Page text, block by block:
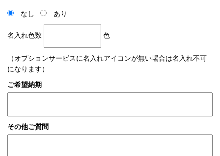
なし あり
名入れ色数 色
（オプションサービスに名入れアイコンが無い場合は名入れ不可
になります）
ご希望納期
その他ご質問